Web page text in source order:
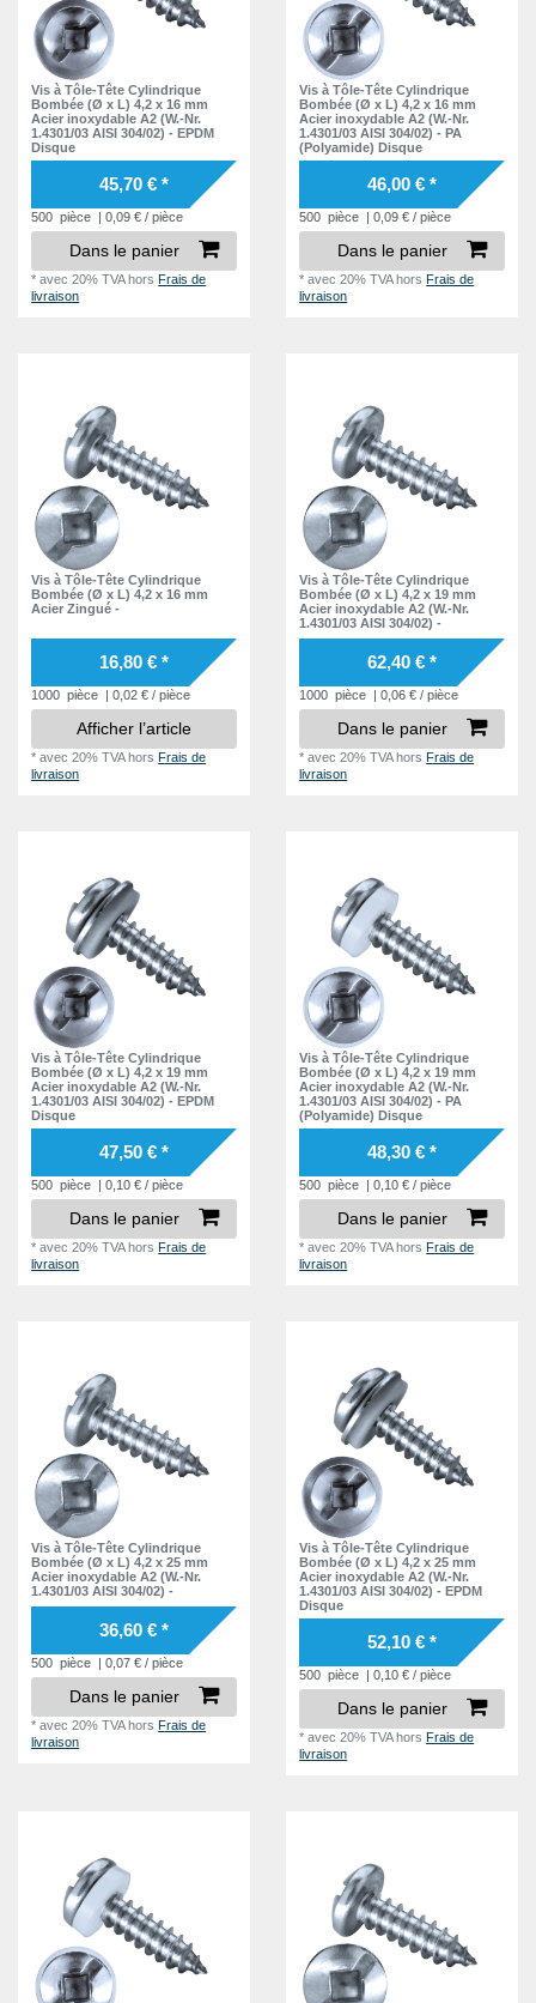
Vis à Tôle-Tête Cylindrique
Bombée (Ø x L) 4,2 x 16 mm
Acier inoxydable A2 (W.-Nr.
1.4301/03 AISI 304/02) - EPDM
Disque
45,70 € *
500 pièce | 0,09 € / pièce
Dans le panier
*avec 20% TVAhorsFrais de
livraison
Vis à Tôle-Tête Cylindrique
Bombée (Ø x L) 4,2 x 16 mm
Acier inoxydable A2 (W.-Nr.
1.4301/03 AISI 304/02) - PA
(Polyamide) Disque
46,00 € *
500 pièce | 0,09 € / pièce
Dans le panier
*avec 20% TVAhorsFrais de
livraison
Vis à Tôle-Tête Cylindrique
Bombée (Ø x L) 4,2 x 16 mm
Acier Zingué -
16,80 € *
1000 pièce | 0,02 € / pièce
Afficher l’article
*avec 20% TVAhorsFrais de
livraison
Vis à Tôle-Tête Cylindrique
Bombée (Ø x L) 4,2 x 19 mm
Acier inoxydable A2 (W.-Nr.
1.4301/03 AISI 304/02) -
62,40 € *
1000 pièce | 0,06 € / pièce
Dans le panier
*avec 20% TVAhorsFrais de
livraison
Vis à Tôle-Tête Cylindrique
Bombée (Ø x L) 4,2 x 19 mm
Acier inoxydable A2 (W.-Nr.
1.4301/03 AISI 304/02) - EPDM
Disque
47,50 € *
500 pièce | 0,10 € / pièce
Dans le panier
*avec 20% TVAhorsFrais de
livraison
Vis à Tôle-Tête Cylindrique
Bombée (Ø x L) 4,2 x 19 mm
Acier inoxydable A2 (W.-Nr.
1.4301/03 AISI 304/02) - PA
(Polyamide) Disque
48,30 € *
500 pièce | 0,10 € / pièce
Dans le panier
*avec 20% TVAhorsFrais de
livraison
Vis à Tôle-Tête Cylindrique
Bombée (Ø x L) 4,2 x 25 mm
Acier inoxydable A2 (W.-Nr.
1.4301/03 AISI 304/02) -
36,60 € *
500 pièce | 0,07 € / pièce
Dans le panier
*avec 20% TVAhorsFrais de
livraison
Vis à Tôle-Tête Cylindrique
Bombée (Ø x L) 4,2 x 25 mm
Acier inoxydable A2 (W.-Nr.
1.4301/03 AISI 304/02) - EPDM
Disque
52,10 € *
500 pièce | 0,10 € / pièce
Dans le panier
*avec 20% TVAhorsFrais de
livraison